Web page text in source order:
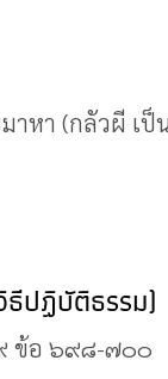
าหา (กลัวผี เ
ปฏิบัติธรรม)
ข้อ ๖๙๘-๗๐๐